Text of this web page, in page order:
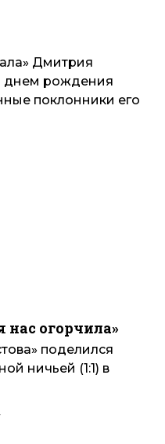
Дмитрия
днем рождения
поклонники его
огорчила»
поделился
ничьей (1:1) в